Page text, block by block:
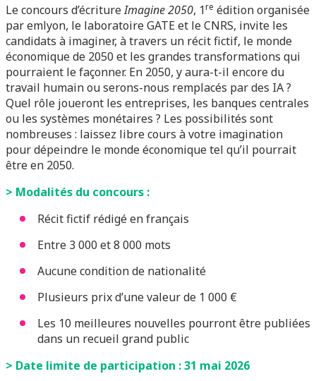
Le concours d’écritureImagine 2050, 1re édition organisée
par emlyon, le laboratoire GATE et le CNRS, invite les
candidats à imaginer, à travers un récit fictif, le monde
économique de 2050 et les grandes transformations qui
pourraient le façonner. En 2050, y aura-t-il encore du
travail humain ou serons-nous remplacés par des IA ?
Quel rôle joueront les entreprises, les banques centrales
ou les systèmes monétaires ? Les possibilités sont
nombreuses : laissez libre cours à votre imagination
pour dépeindre le monde économique tel qu’il pourrait
être en 2050.
> Modalités du concours :
Récit fictif rédigé en français
Entre 3 000 et 8 000 mots
Aucune condition de nationalité
Plusieurs prix d’une valeur de 1 000 €
Les 10 meilleures nouvelles pourront être publiées
dans un recueil grand public
> Date limite de participation : 31 mai 2026